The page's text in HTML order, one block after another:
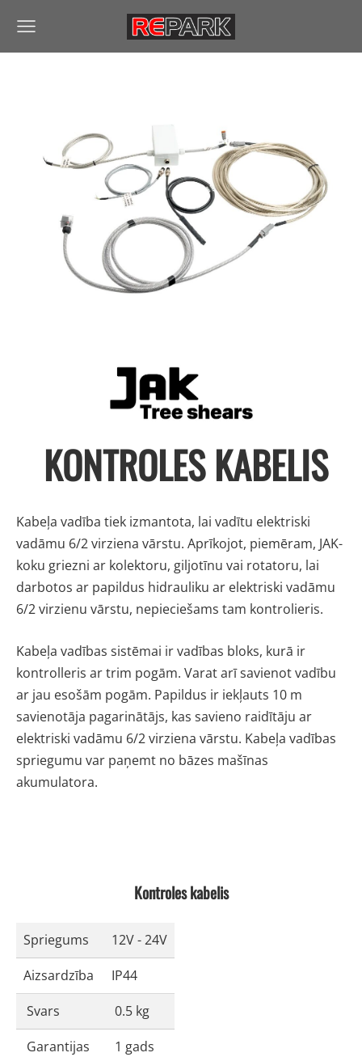
KONTROLES KABELIS
Kabeļa vadība tiek izmantota, lai vadītu elektriski
vadāmu 6/2 virziena vārstu. Aprīkojot, piemēram, JAK-
koku griezni ar kolektoru, giljotīnu vai rotatoru, lai
darbotos ar papildus hidrauliku ar elektriski vadāmu
6/2 virzienu vārstu, nepieciešams tam kontrolieris.
Kabeļa vadības sistēmai ir vadības bloks, kurā ir
kontrolleris ar trim pogām. Varat arī savienot vadību
ar jau esošām pogām. Papildus ir iekļauts 10 m
savienotāja pagarinātājs, kas savieno raidītāju ar
elektriski vadāmu 6/2 virziena vārstu. Kabeļa vadības
spriegumu var paņemt no bāzes mašīnas
akumulatora.
Kontroles kabelis
Spriegums
12V - 24V
Aizsardzība
IP44
Svars
0.5 kg
Garantijas
1 gads